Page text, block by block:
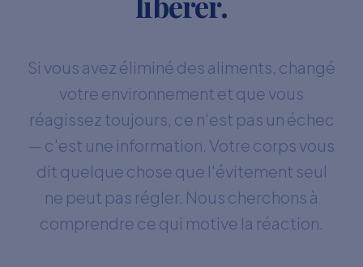
Si vous avez éliminé des aliments, changé
votre environnement et que vous
réagissez toujours, ce n'est pas un échec
— c'est une information. Votre corps vous
dit quelque chose que l'évitement seul
ne peut pas régler. Nous cherchons à
comprendre ce qui motive la réaction.